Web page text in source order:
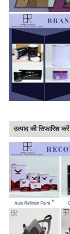
उत्पाद की सिफारिश करें